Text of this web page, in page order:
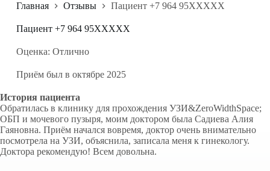
у
и
Главная Отзывы Пациент +7 964 95XXXXX
Пациент +7 964 95XXXXX
Оценка: Отлично
Приём был в октябре 2025
История пациента
Обратилась в клинику для прохождения УЗИ&ZeroWidthSpace;
ОБП и мочевого пузыря, моим доктором была Садиева Алия
Гаяновна. Приём начался вовремя, доктор очень внимательно
посмотрела на УЗИ, объяснила, записала меня к гинекологу.
Доктора рекомендую! Всем довольна.